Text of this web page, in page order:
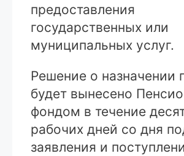
предоставления
государственных или
муниципальных услуг.
Решение о назначении
будет вынесено
фондом в течение
рабочих дней со дня
заявления и